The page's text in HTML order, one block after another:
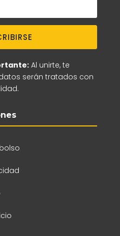
Al unirte, te
serán tratados con